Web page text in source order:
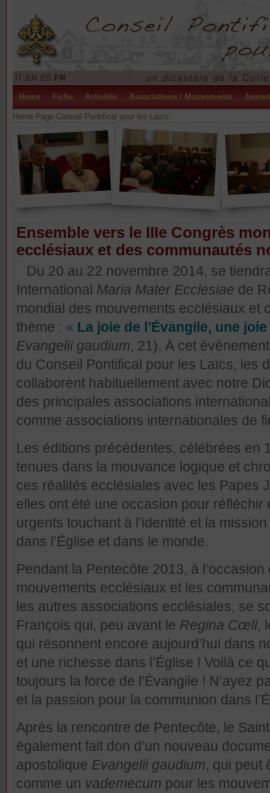
IT EN ES FR
Home Fiche Activités Associations / Mouvements Jeunes
Home Page Conseil Pontifical pour les Laïcs
Ensemble vers le IIIe Congrès
ecclésiaux et des communautés
Du 20 au 22 novembre 2014, se
International Maria Mater Ecclesiae de
mondial des mouvements ecclésiaux et
thème : « La joie de l’Évangile, une
Evangelii gaudium, 21). À cet
du Conseil Pontifical pour les Laïcs, les
collaborent habituellement avec notre
des principales associations
comme associations internationales de
Les éditions précédentes, célébrées en
tenues dans la mouvance logique et
ces réalités ecclésiales avec les Papes
elles ont été une occasion pour
urgents touchant à l’identité et la
dans l’Église et dans le monde.
Pendant la Pentecôte 2013, à l’occasion
mouvements ecclésiaux et les
les autres associations ecclésiales, se
François qui, peu avant le Regina Cœli,
qui résonnent encore aujourd’hui dans
et une richesse dans l’Église ! Voilà ce
toujours la force de l’Évangile ! N’ayez
et la passion pour la communion dans
Après la rencontre de Pentecôte, le
également fait don d’un nouveau
apostolique Evangelii gaudium, qui peut
comme un vademecum pour les